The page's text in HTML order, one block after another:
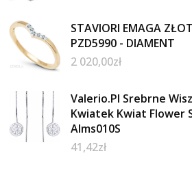
STAVIORI EMAGA
PZD5990 - DIAMENT
2 020,00zł
Valerio.Pl Srebrne
Kwiatek Kwiat Flower
Alms010S
41,42zł